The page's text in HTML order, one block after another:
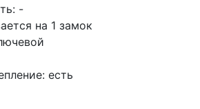
-
на 1 замок
есть